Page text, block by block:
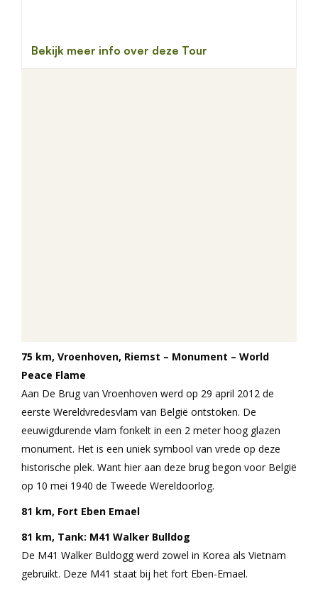
75 km, Vroenhoven, Riemst – Monument – World
Peace Flame
Aan De Brug van Vroenhoven werd op 29 april 2012 de
eerste Wereldvredesvlam van België ontstoken. De
eeuwigdurende vlam fonkelt in een 2 meter hoog glazen
monument. Het is een uniek symbool van vrede op deze
historische plek. Want hier aan deze brug begon voor België
op 10 mei 1940 de Tweede Wereldoorlog.
81 km, Fort Eben Emael
81 km, Tank: M41 Walker Bulldog
De M41 Walker Buldogg werd zowel in Korea als Vietnam
gebruikt. Deze M41 staat bij het fort Eben-Emael.